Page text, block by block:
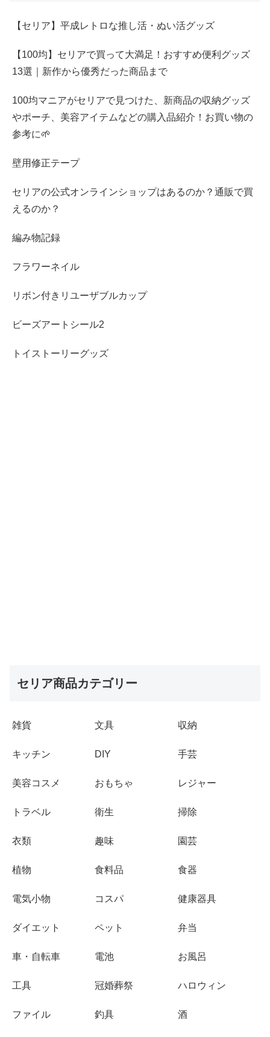
【セリア】平成レトロな推し活・ぬい活グッズ
【100均】セリアで買って大満足！おすすめ便利グッズ
13選｜新作から優秀だった商品まで
100均マニアがセリアで見つけた、新商品の収納グッズ
やポーチ、美容アイテムなどの購入品紹介！お買い物の
参考に🌱
壁用修正テープ
セリアの公式オンラインショップはあるのか？通販で買
えるのか？
編み物記録
フラワーネイル
リボン付きリユーザブルカップ
ビーズアートシール2
トイストーリーグッズ
セリア商品カテゴリー
雑貨 文具 収納
キッチン DIY 手芸
美容コスメ おもちゃ レジャー
トラベル 衛生 掃除
衣類 趣味 園芸
植物 食料品 食器
電気小物 コスパ 健康器具
ダイエット ペット 弁当
車・自転車 電池 お風呂
工具 冠婚葬祭 ハロウィン
ファイル 釣具 酒